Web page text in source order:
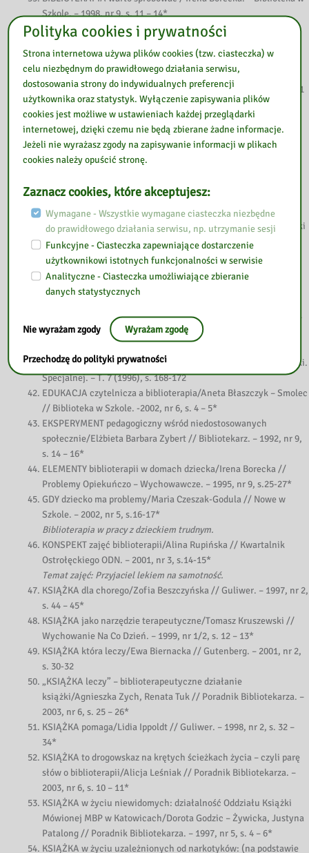
Szkole. – 1998, nr 9, s. 11 – 14*
BIBLIOTERAPIA z Internetu: na podstawie opracowania Noli
Kostner Aiex / Wita Szulc // Poradnik Bibliotekarza. – 2000, nr
11, s.11 – 13*
BIBLIOTERAPIA z punktu widzenia literaturoznawcy / Urszula
Chęcińska // Bibliotekarz Zachodniopomorski. – 2002, nr 4, s. 41
– 49
Co czytać, aby łatwiej radzić sobie w życiu, czyli wprowadzenie
do biblioterapii/Irena Borecka, Lidia Ippoldt. – Wrocław, 1998. –
Rec. Michał Rogoż // Poradnik Bibliotekarza. – 2000, nr 5, s. 17-
18*
Bukowska // Poradnik Bibliotekarza. – 1998, nr 6, s. 22-23*
Czytelnictwo i biblioterapia w pedagogice specjalnej/Ewa
Tomasik. – Warsz., 1994. – Rec. Jacek Wojciechowski // Roczniki
Biblioteczne. – 1995, z. 1/2, s. 189 – 191
Czytelnictwo i biblioterapia w pedagogice specjalnej/Ewa
Tomasik. – Warsz., 1994. – Rec. Bernadeta Szczupał // Szkoła
Specjalna. – 1995, nr 5, s. 315-316*
Warszawy/Robert Miszczuk // Bibliotekarz. – 1991, nr 10, s. 15 –
17*
przewlekle chorymi/Bernadeta Szczupał // Roczniki. Pedagogiki.
Specjalnej. – T. 7 (1996), s. 168-172
EDUKACJA czytelnicza a biblioterapia/Aneta Błaszczyk – Smolec
// Biblioteka w Szkole. -2002, nr 6, s. 4 – 5*
EKSPERYMENT pedagogiczny wśród niedostosowanych
społecznie/Elżbieta Barbara Zybert // Bibliotekarz. – 1992, nr 9,
s. 14 – 16*
ELEMENTY biblioterapii w domach dziecka/Irena Borecka //
Problemy Opiekuńczo – Wychowawcze. – 1995, nr 9, s.25-27*
GDY dziecko ma problemy/Maria Czeszak-Godula // Nowe w
Szkole. – 2002, nr 5, s.16-17*
Biblioterapia w pracy z dzieckiem trudnym.
KONSPEKT zajęć biblioterapii/Alina Rupińska // Kwartalnik
Ostrołęckiego ODN. – 2001, nr 3, s.14-15*
Temat zajęć: Przyjaciel lekiem na samotność.
KSIĄŻKA dla chorego/Zofia Beszczyńska // Guliwer. – 1997, nr 2,
s. 44 – 45*
KSIĄŻKA jako narzędzie terapeutyczne/Tomasz Kruszewski //
Wychowanie Na Co Dzień. – 1999, nr 1/2, s. 12 – 13*
KSIĄŻKA która leczy/Ewa Biernacka // Gutenberg. – 2001, nr 2,
s. 30-32
„KSIĄŻKA leczy” – biblioterapeutyczne działanie
książki/Agnieszka Zych, Renata Tuk // Poradnik Bibliotekarza. –
2003, nr 6, s. 25 – 26*
KSIĄŻKA pomaga/Lidia Ippoldt // Guliwer. – 1998, nr 2, s. 32 –
34*
KSIĄŻKA to drogowskaz na krętych ścieżkach życia – czyli parę
słów o biblioterapii/Alicja Leśniak // Poradnik Bibliotekarza. –
2003, nr 6, s. 10 – 11*
KSIĄŻKA w życiu niewidomych: działalność Oddziału Książki
Mówionej MBP w Katowicach/Dorota Godzic – Żywicka, Justyna
Patalong // Poradnik Bibliotekarza. – 1997, nr 5, s. 4 – 6*
KSIĄŻKA w życiu uzależnionych od narkotyków: (na podstawie
Polityka cookies i prywatności
Strona internetowa używa plików cookies (tzw. ciasteczka) w
celu niezbędnym do prawidłowego działania serwisu,
dostosowania strony do indywidualnych preferencji
użytkownika oraz statystyk. Wyłączenie zapisywania plików
cookies jest możliwe w ustawieniach każdej przeglądarki
internetowej, dzięki czemu nie będą zbierane żadne informacje.
Jeżeli nie wyrażasz zgody na zapisywanie informacji w plikach
cookies należy opuścić stronę.
Zaznacz cookies, które akceptujesz:
Wymagane - Wszystkie wymagane ciasteczka niezbędne
do prawidłowego działania serwisu, np. utrzymanie sesji
Funkcyjne - Ciasteczka zapewniające dostarczenie
użytkownikowi istotnych funkcjonalności w serwisie
Analityczne - Ciasteczka umożliwiające zbieranie
danych statystycznych
Nie wyrażam zgody Wyrażam zgodę
Przechodzę do polityki prywatności